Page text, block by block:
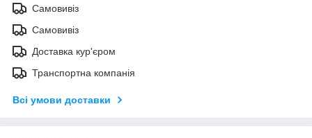
Самовивіз
Самовивіз
Доставка кур'єром
Транспортна компанія
Всі умови доставки